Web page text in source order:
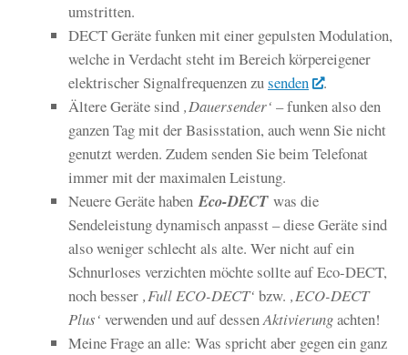
umstritten.
DECT Geräte funken mit einer gepulsten Modulation,
welche in Verdacht steht im Bereich körpereigener
elektrischer Signalfrequenzen zusenden
.
Ältere Geräte sind ‚Dauersender‘ – funken also den
ganzen Tag mit der Basisstation, auch wenn Sie nicht
genutzt werden. Zudem senden Sie beim Telefonat
immer mit der maximalen Leistung.
Neuere Geräte haben Eco-DECTwas die
Sendeleistung dynamisch anpasst – diese Geräte sind
also weniger schlecht als alte. Wer nicht auf ein
Schnurloses verzichten möchte sollte auf Eco-DECT,
noch besser ‚Full ECO-DECT‘ bzw. ‚ECO-DECT
Plus‘ verwenden und auf dessenAktivierungachten!
Meine Frage an alle: Was spricht aber gegen ein ganz